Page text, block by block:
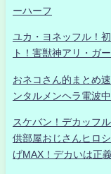
ーハーフ
ユカ・ヨネッフル！
ト！害獣神アリ・ガ
おネコさん的まとめ
ンタルメンヘラ電波
スケバン！デカッフ
供部屋おじさんヒロ
げMAX！デカいは正